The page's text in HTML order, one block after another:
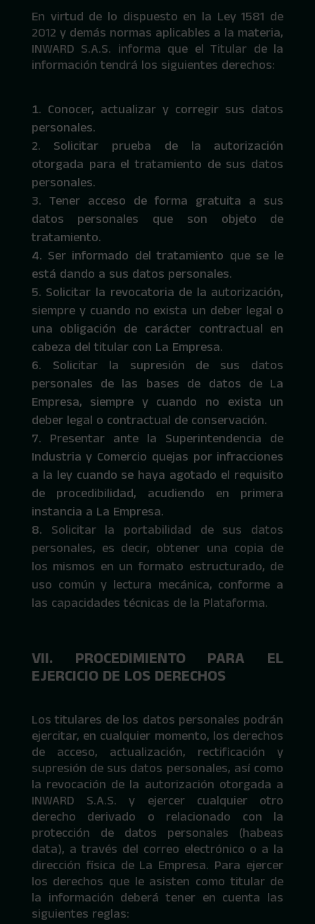
En virtud de lo dispuesto en la Ley 1581 de
2012 y demás normas aplicables a la materia,
INWARD S.A.S. informa que el Titular de la
información tendrá los siguientes derechos:
Conocer, actualizar y corregir sus datos
personales.
Solicitar prueba de la autorización
otorgada para el tratamiento de sus datos
personales.
Tener acceso de forma gratuita a sus
datos personales que son objeto de
tratamiento.
Ser informado del tratamiento que se le
está dando a sus datos personales.
Solicitar la revocatoria de la autorización,
siempre y cuando no exista un deber legal o
una obligación de carácter contractual en
cabeza del titular con La Empresa.
Solicitar la supresión de sus datos
personales de las bases de datos de La
Empresa, siempre y cuando no exista un
deber legal o contractual de conservación.
Presentar ante la Superintendencia de
Industria y Comercio quejas por infracciones
a la ley cuando se haya agotado el requisito
de procedibilidad, acudiendo en primera
instancia a La Empresa.
Solicitar la portabilidad de sus datos
personales, es decir, obtener una copia de
los mismos en un formato estructurado, de
uso común y lectura mecánica, conforme a
las capacidades técnicas de la Plataforma.
VII. PROCEDIMIENTO PARA EL
EJERCICIO DE LOS DERECHOS
Los titulares de los datos personales podrán
ejercitar, en cualquier momento, los derechos
de acceso, actualización, rectificación y
supresión de sus datos personales, así como
la revocación de la autorización otorgada a
INWARD S.A.S. y ejercer cualquier otro
derecho derivado o relacionado con la
protección de datos personales (habeas
data), a través del correo electrónico o a la
dirección física de La Empresa. Para ejercer
los derechos que le asisten como titular de
la información deberá tener en cuenta las
siguientes reglas: